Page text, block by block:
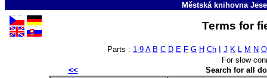
Městská knihovna
Terms for
Parts : 1-9 A B C D E F G H Ch J K L M N O
For slow
<<
Search for all